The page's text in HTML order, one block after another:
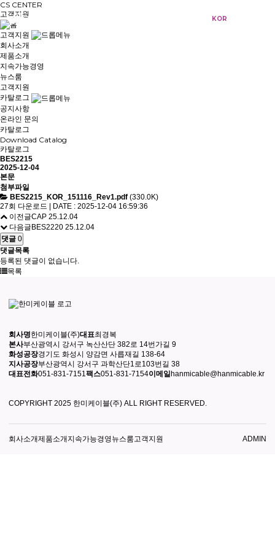
KOR
CS CENTER
고객지원
고객지원
회사소개
제품소개
지속가능경영
뉴스룸
고객지원
카탈로그
공지사항
온라인 문의
카탈로그
Download Catalog
카탈로그
BES2215
2025-12-04
본문
첨부파일
BES2215_KOR_151116_Rev1.pdf (330.0K)
27회 다운로드 | DATE : 2025-12-04 16:59:36
이전글CAP 25.12.04
다음글BES2220 25.12.04
댓글 0
댓글목록
등록된 댓글이 없습니다.
목록
회사명한미케이블(주)대표최경복
본사부산광역시 강서구 녹산산단 382로 14번가길 9
화성공장경기도 화성시 양감면 사릅재길 138-64
지사공장부산광역시 강서구 과학산단1로103번길 38
대표전화051-831-7151팩스051-831-7154이메일hanmicable@hanmicable.kr
COPYRIGHT 2025 한미케이블(주) ALL RIGHT RESERVED.
회사소개제품소개지속가능경영뉴스룸 고객지원 ADMIN